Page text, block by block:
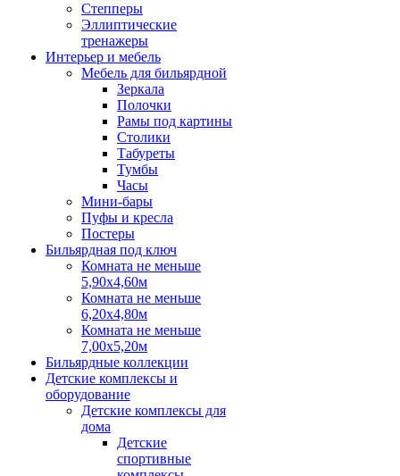
Степперы
Эллиптические
тренажеры
Интерьер и мебель
Мебель для бильярдной
Зеркала
Полочки
Рамы под картины
Столики
Табуреты
Тумбы
Часы
Мини-бары
Пуфы и кресла
Постеры
Бильярдная под ключ
Комната не меньше
5,90х4,60м
Комната не меньше
6,20х4,80м
Комната не меньше
7,00х5,20м
Бильярдные коллекции
Детские комплексы и
оборудование
Детские комплексы для
дома
Детские
спортивные